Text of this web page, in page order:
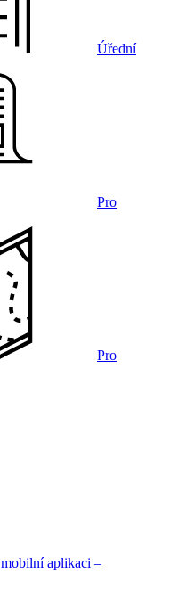
Úřední
Pro
Pro
mobilní aplikaci –